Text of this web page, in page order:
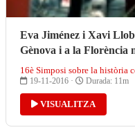
Eva Jiménez i Xavi
Gènova i a la Florència
16è Simposi sobre la història
19-11-2016 · Durada: 11m
VISUALITZA